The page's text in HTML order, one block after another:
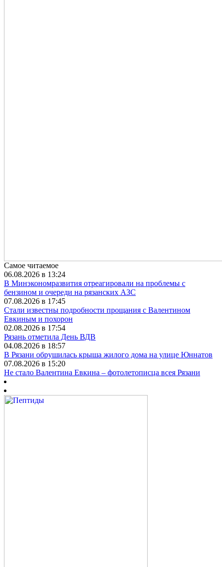
Самое читаемое
06.08.2026 в 13:24
В Минэкономразвития отреагировали на проблемы с
бензином и очереди на рязанских АЗС
07.08.2026 в 17:45
Стали известны подробности прощания с Валентином
Евкиным и похорон
02.08.2026 в 17:54
Рязань отметила День ВДВ
04.08.2026 в 18:57
В Рязани обрушилась крыша жилого дома на улице Юннатов
07.08.2026 в 15:20
Не стало Валентина Евкина – фотолетописца всея Рязани